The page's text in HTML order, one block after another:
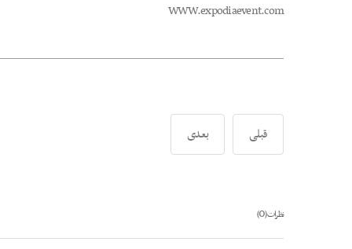
WWW.expodiaevent.com
قبلی بعدی
نظرات (0
)